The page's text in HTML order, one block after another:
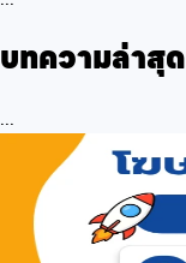
บทความล่าสุด
...